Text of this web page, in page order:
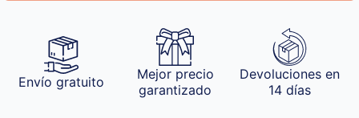
Envío gratuito
Mejor precio
garantizado
Devoluciones en
14 días